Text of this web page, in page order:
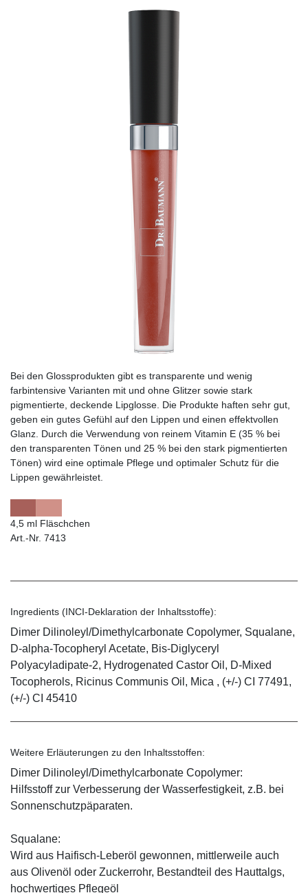
Bei den Glossprodukten gibt es transparente und wenig
farbintensive Varianten mit und ohne Glitzer sowie stark
pigmentierte, deckende Lipglosse. Die Produkte haften sehr gut,
geben ein gutes Gefühl auf den Lippen und einen effektvollen
Glanz. Durch die Verwendung von reinem Vitamin E (35 % bei
den transparenten Tönen und 25 % bei den stark pigmentierten
Tönen) wird eine optimale Pflege und optimaler Schutz für die
Lippen gewährleistet.
4,5 ml Fläschchen
Art.-Nr. 7413
Ingredients (INCI-Deklaration der Inhaltsstoffe):
Dimer Dilinoleyl/Dimethylcarbonate Copolymer, Squalane,
D-alpha-Tocopheryl Acetate, Bis-Diglyceryl
Polyacyladipate-2, Hydrogenated Castor Oil, D-Mixed
Tocopherols, Ricinus Communis Oil, Mica , (+/-) CI 77491,
(+/-) CI 45410
Weitere Erläuterungen zu den Inhaltsstoffen:
Dimer Dilinoleyl/Dimethylcarbonate Copolymer:
Hilfsstoff zur Verbesserung der Wasserfestigkeit, z.B. bei
Sonnenschutzpäparaten.
Squalane:
Wird aus Haifisch-Leberöl gewonnen, mittlerweile auch
aus Olivenöl oder Zuckerrohr, Bestandteil des Hauttalgs,
hochwertiges Pflegeöl